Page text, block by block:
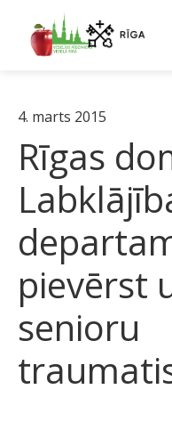
4. marts 2015
Rīgas
pievērst
senioru